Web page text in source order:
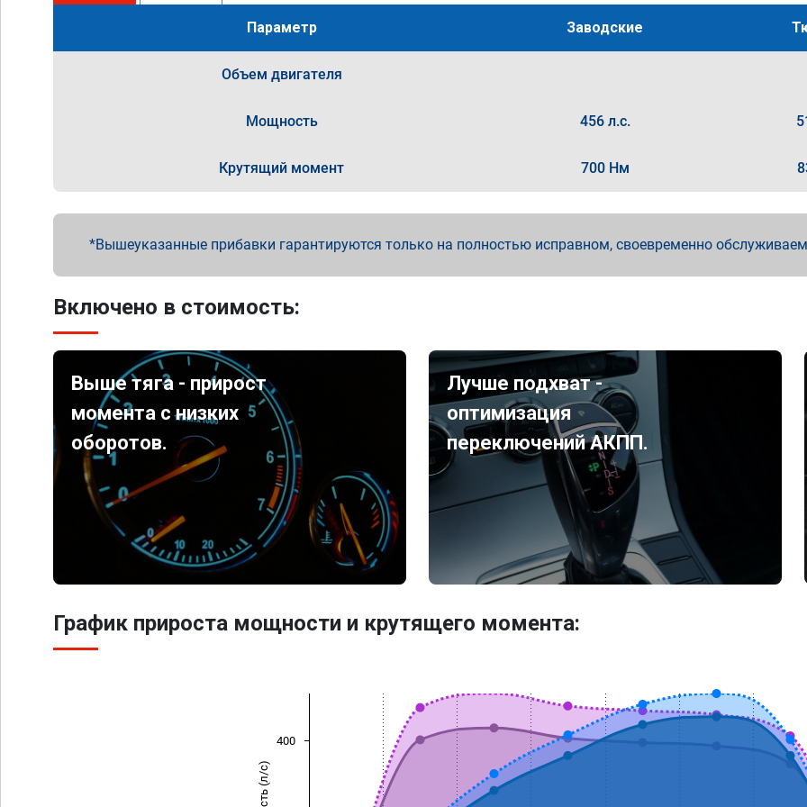
Параметр Заводские
Объем двигателя
Мощность 456 л.с.
Крутящий момент 700 Нм
Вышеуказанные прибавки гарантируются только на полностью исправном, своевременно
Включено в стоимость:
Выше тяга - прирост
момента с низких
оборотов.
Лучше подхват -
оптимизация
переключений АКПП.
График прироста мощности и крутящего момента:
400